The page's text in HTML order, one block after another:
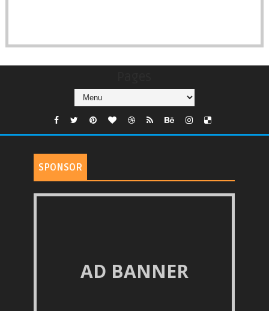
SPONSOR
AD BANNER